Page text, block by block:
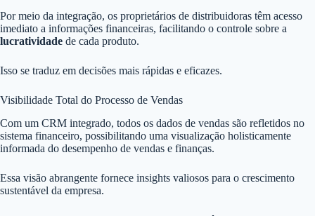
Por meio da integração, os proprietários de distribuidoras têm acesso
imediato a informações financeiras, facilitando o controle sobre a
lucratividade de cada produto.
Isso se traduz em decisões mais rápidas e eficazes.
Visibilidade Total do Processo de Vendas
Com um CRM integrado, todos os dados de vendas são refletidos no
sistema financeiro, possibilitando uma visualização holisticamente
informada do desempenho de vendas e finanças.
Essa visão abrangente fornece insights valiosos para o crescimento
sustentável da empresa.